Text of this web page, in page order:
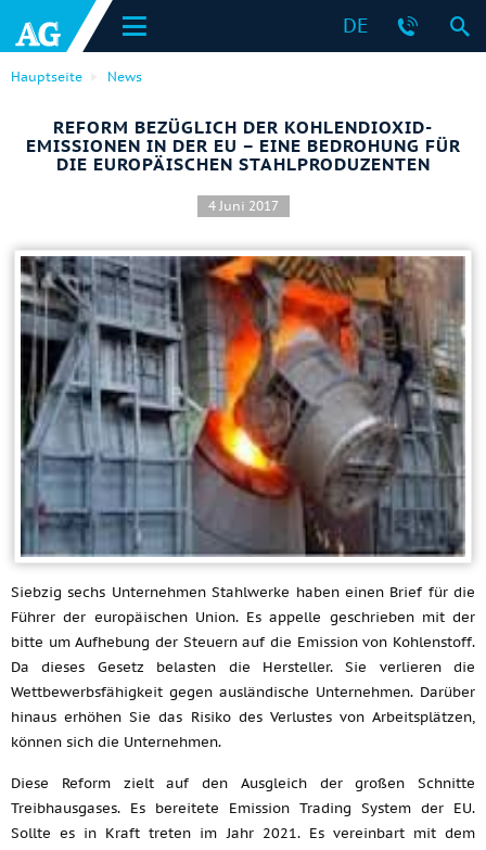
DE
Hauptseite News
REFORM BEZÜGLICH DER KOHLENDIOXID-
EMISSIONEN IN DER EU – EINE BEDROHUNG FÜR
DIE EUROPÄISCHEN STAHLPRODUZENTEN
4 Juni 2017
Siebzig sechs Unternehmen Stahlwerke haben einen Brief für die
Führer der europäischen Union. Es appelle geschrieben mit der
bitte um Aufhebung der Steuern auf die Emission von Kohlenstoff.
Da dieses Gesetz belasten die Hersteller. Sie verlieren die
Wettbewerbsfähigkeit gegen ausländische Unternehmen. Darüber
hinaus erhöhen Sie das Risiko des Verlustes von Arbeitsplätzen,
können sich die Unternehmen.
Diese Reform zielt auf den Ausgleich der großen Schnitte
Treibhausgases. Es bereitete Emission Trading System der EU.
Sollte es in Kraft treten im Jahr 2021. Es vereinbart mit dem